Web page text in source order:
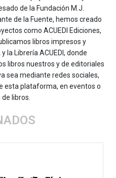
de la Fundación M.J.
de la Fuente, hemos creado
como ACUEDI Ediciones,
libros impresos y
la Librería ACUEDI, donde
libros nuestros y de editoriales
sea mediante redes sociales,
esta plataforma, en eventos o
libros.